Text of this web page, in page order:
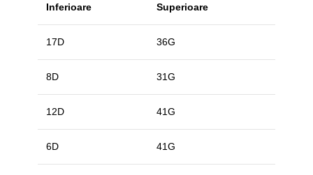
Inferioare Superioare
17D 36G
8D 31G
12D 41G
6D 41G